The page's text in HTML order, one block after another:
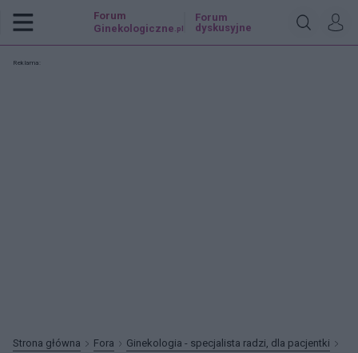
Forum
Ginekologiczne .pl
Forum
dyskusyjne
Reklama:
Strona główna Fora
Ginekologia - specjalista radzi, dla pacjentki